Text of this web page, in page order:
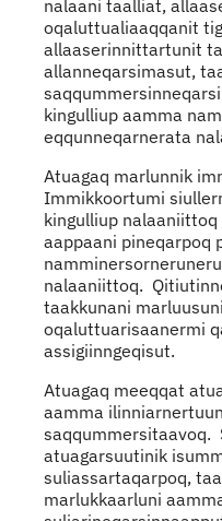
nalaani taalliat,
oqaluttualiaaqqanit
allaaserinnittartunit
allanneqarsimasut,
kingulliup aamma
eqqunneqarnerata
Atuagaq marlunnik
Immikkoortumi
kingulliup
aappaani pineqarpoq
nalaaniittoq.
taakkunani
oqaluttuarisaanermi
assigiinngeqisut.
Atuagaq meeqqat
aamma
saqqummersitaavoq.
atuagarsuutinik
suliassartaqarpoq,
marlukkaarluni